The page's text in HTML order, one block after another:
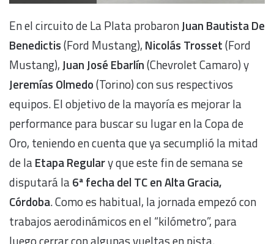
En el circuito de La Plata probaronJuan Bautista De
Benedictis(Ford Mustang), Nicolás Trosset(Ford
Mustang),Juan José Ebarlín(Chevrolet Camaro) y
Jeremías Olmedo(Torino) con sus respectivos
equipos. El objetivo de la mayoría es mejorar la
performance para buscar su lugar en la Copa de
Oro, teniendo en cuenta que ya secumplió la mitad
de laEtapa Regulary que este fin de semana se
disputará la6ª fecha del TC en Alta Gracia,
Córdoba. Como es habitual, la jornada empezó con
trabajos aerodinámicos en el “kilómetro”, para